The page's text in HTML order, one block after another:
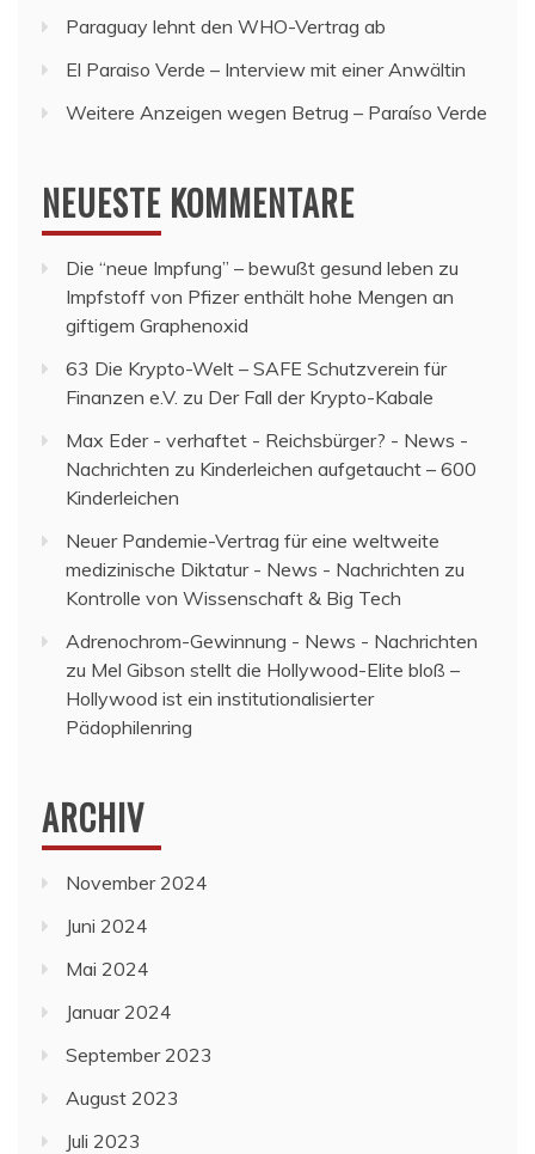
Paraguay lehnt den WHO-Vertrag ab
El Paraiso Verde – Interview mit einer Anwältin
Weitere Anzeigen wegen Betrug – Paraíso Verde
NEUESTE KOMMENTARE
Die “neue Impfung” – bewußt gesund leben zu
Impfstoff von Pfizer enthält hohe Mengen an
giftigem Graphenoxid
63 Die Krypto-Welt – SAFE Schutzverein für
Finanzen e.V. zu Der Fall der Krypto-Kabale
Max Eder - verhaftet - Reichsbürger? - News -
Nachrichten zu Kinderleichen aufgetaucht – 600
Kinderleichen
Neuer Pandemie-Vertrag für eine weltweite
medizinische Diktatur - News - Nachrichten zu
Kontrolle von Wissenschaft & Big Tech
Adrenochrom-Gewinnung - News - Nachrichten
zu Mel Gibson stellt die Hollywood-Elite bloß –
Hollywood ist ein institutionalisierter
Pädophilenring
ARCHIV
November 2024
Juni 2024
Mai 2024
Januar 2024
September 2023
August 2023
Juli 2023